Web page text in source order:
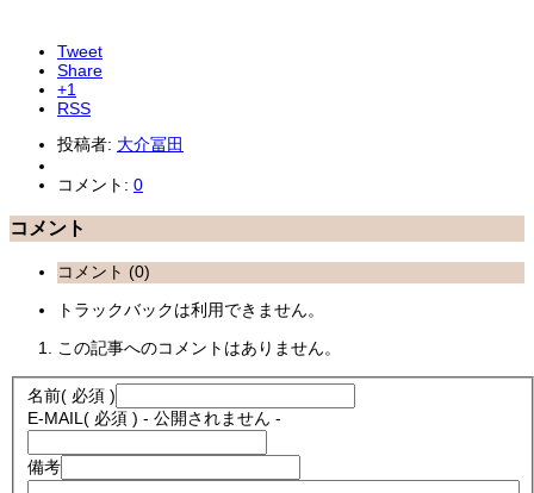
Tweet
Share
+1
RSS
投稿者: 大介冨田
コメント: 0
コメント
コメント (0)
トラックバックは利用できません。
この記事へのコメントはありません。
名前( 必須 )
E-MAIL( 必須 ) - 公開されません -
備考